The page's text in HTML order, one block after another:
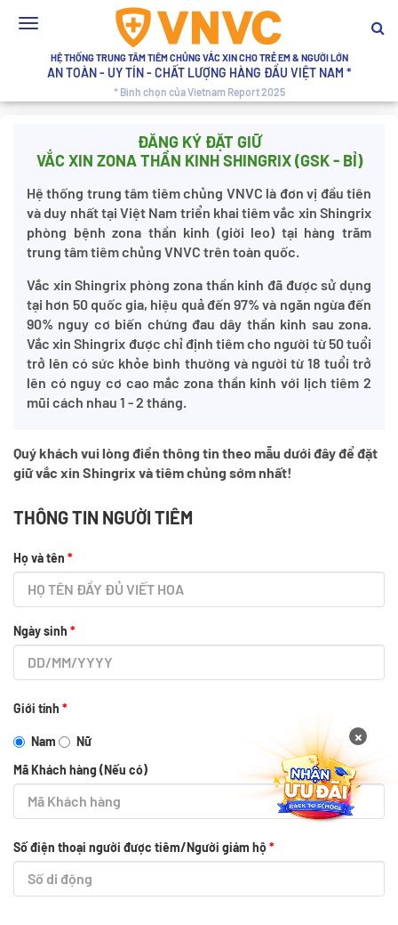
Toggle
HỆ THỐNG TRUNG TÂM TIÊM CHỦNG VẮC XIN CHO TRẺ EM & NGƯỜI LỚN
AN TOÀN - UY TÍN - CHẤT LƯỢNG HÀNG ĐẦU VIỆT NAM *
* Bình chọn của Vietnam Report 2025
ĐĂNG KÝ ĐẶT GIỮ
VẮC XIN ZONA THẦN KINH SHINGRIX (GSK - BỈ)
Hệ thống trung tâm tiêm chủng VNVC là đơn vị đầu tiên
và duy nhất tại Việt Nam triển khai tiêm vắc xin Shingrix
phòng bệnh zona thần kinh (giời leo) tại hàng trăm
trung tâm tiêm chủng VNVC trên toàn quốc.
Vắc xin Shingrix phòng zona thần kinh đã được sử dụng
tại hơn 50 quốc gia, hiệu quả đến 97% và ngăn ngừa đến
90% nguy cơ biến chứng đau dây thần kinh sau zona.
Vắc xin Shingrix được chỉ định tiêm cho người từ 50 tuổi
trở lên có sức khỏe bình thường và người từ 18 tuổi trở
lên có nguy cơ cao mắc zona thần kinh với lịch tiêm 2
mũi cách nhau 1 - 2 tháng.
Quý khách vui lòng điền thông tin theo mẫu dưới đây để đặt
giữ vắc xin Shingrix và tiêm chủng sớm nhất!
THÔNG TIN NGƯỜI TIÊM
Họ và tên *
Ngày sinh *
Giới tính *
Nam
Nữ
Mã Khách hàng (Nếu có)
Số điện thoại người được tiêm/Người giám hộ*
×